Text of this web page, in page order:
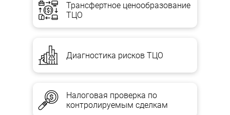
Трансфертное ценообразование
ТЦО
Диагностика рисков ТЦО
Налоговая проверка по
контролируемым сделкам